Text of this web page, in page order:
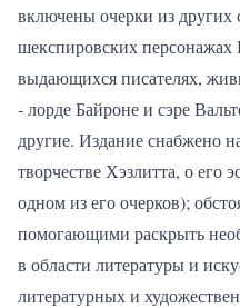
включены очерки из других
шекспировских персонажах
выдающихся писателях,
- лорде Байроне и сэре
другие. Издание снабжено
творчестве Хэзлитта, о его
одном из его очерков);
помогающими раскрыть
в области литературы и
литературных и